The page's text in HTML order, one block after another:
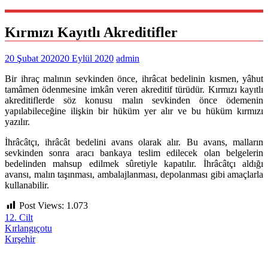
Kırmızı Kayıtlı Akreditifler
20 Şubat 202020 Eylül 2020 admin
Bir ihraç malının sevkinden önce, ihrâcat bedelinin kısmen, yâhut
tamâmen ödenmesine imkân veren akreditif türüdür. Kırmızı kayıtlı
akreditiflerde söz konusu malın sevkinden önce ödemenin
yapılabileceğine ilişkin bir hüküm yer alır ve bu hüküm kırmızı
yazılır.
İhrâcâtçı, ihrâcât bedelini avans olarak alır. Bu avans, malların
sevkinden sonra aracı bankaya teslim edilecek olan belgelerin
bedelinden mahsup edilmek sûretiyle kapatılır. İhrâcâtçı aldığı
avansı, malın taşınması, ambalajlanması, depolanması gibi amaçlarla
kullanabilir.
Post Views: 1.073
12. Cilt
Yazı
gezinmesi
Kırlangıçotu
Kırşehir